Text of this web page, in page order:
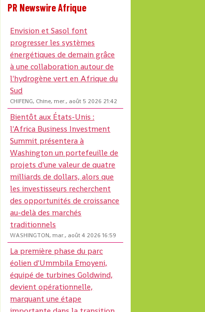
PR Newswire Afrique
Envision et Sasol font
progresser les systèmes
énergétiques de demain grâce
à une collaboration autour de
l'hydrogène vert en Afrique du
Sud
CHIFENG, Chine, mer., août 5 2026 21:42
Bientôt aux États-Unis :
l'Africa Business Investment
Summit présentera à
Washington un portefeuille de
projets d'une valeur de quatre
milliards de dollars, alors que
les investisseurs recherchent
des opportunités de croissance
au-delà des marchés
traditionnels
WASHINGTON, mar., août 4 2026 16:59
La première phase du parc
éolien d'Ummbila Emoyeni,
équipé de turbines Goldwind,
devient opérationnelle,
marquant une étape